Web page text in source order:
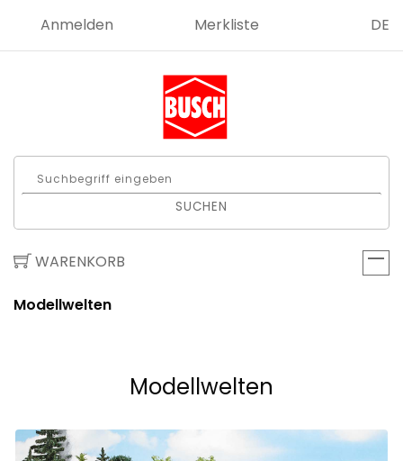
Anmelden Merkliste DE
SUCHEN
WARENKORB
Modellwelten
Modellwelten